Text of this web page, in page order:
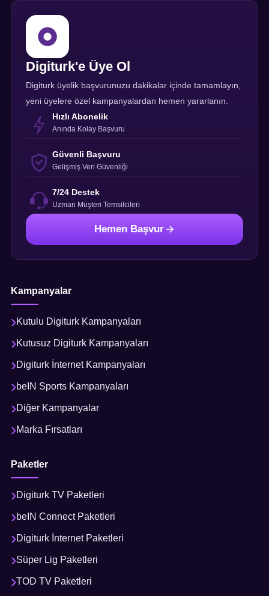
Digiturk'e Üye Ol
Digiturk üyelik başvurunuzu dakikalar içinde tamamlayın,
yeni üyelere özel kampanyalardan hemen yararlanın.
Hızlı Abonelik
Anında Kolay Başvuru
Güvenli Başvuru
Gelişmiş Veri Güvenliği
7/24 Destek
Uzman Müşteri Temsilcileri
Hemen Başvur
Kampanyalar
Kutulu Digiturk Kampanyaları
Kutusuz Digiturk Kampanyaları
Digiturk İnternet Kampanyaları
beIN Sports Kampanyaları
Diğer Kampanyalar
Marka Fırsatları
Paketler
Digiturk TV Paketleri
beIN Connect Paketleri
Digiturk İnternet Paketleri
Süper Lig Paketleri
TOD TV Paketleri